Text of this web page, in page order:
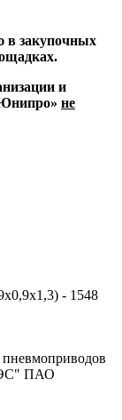
в закупочных
и
не
- 1548
ПАО